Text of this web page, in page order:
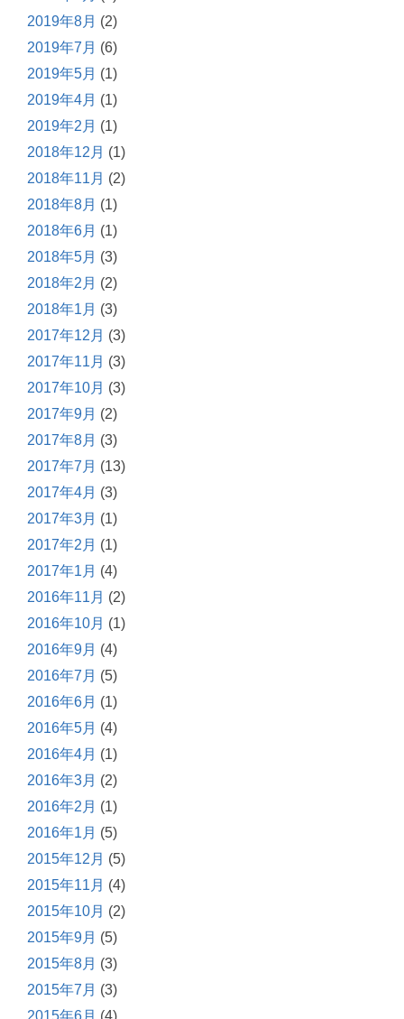
2019年8月 (2)
2019年7月 (6)
2019年5月 (1)
2019年4月 (1)
2019年2月 (1)
2018年12月 (1)
2018年11月 (2)
2018年8月 (1)
2018年6月 (1)
2018年5月 (3)
2018年2月 (2)
2018年1月 (3)
2017年12月 (3)
2017年11月 (3)
2017年10月 (3)
2017年9月 (2)
2017年8月 (3)
2017年7月 (13)
2017年4月 (3)
2017年3月 (1)
2017年2月 (1)
2017年1月 (4)
2016年11月 (2)
2016年10月 (1)
2016年9月 (4)
2016年7月 (5)
2016年6月 (1)
2016年5月 (4)
2016年4月 (1)
2016年3月 (2)
2016年2月 (1)
2016年1月 (5)
2015年12月 (5)
2015年11月 (4)
2015年10月 (2)
2015年9月 (5)
2015年8月 (3)
2015年7月 (3)